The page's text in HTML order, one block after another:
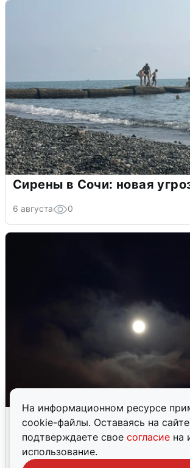
На информационном ресурсе
cookie-файлы. Оставаясь на
подтверждаете свое согласие на
использование.
Сирены в Сочи: новая
6 августа 0
В Воронеже прогремели
после сигнала тревоги
5 августа 0